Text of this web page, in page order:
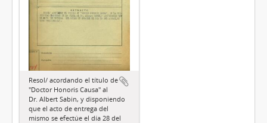
Resol/ acordando el título de
"Doctor Honoris Causa" al
Dr. Albert Sabin, y disponiendo
que el acto de entrega del
mismo se efectúe el día 28 del